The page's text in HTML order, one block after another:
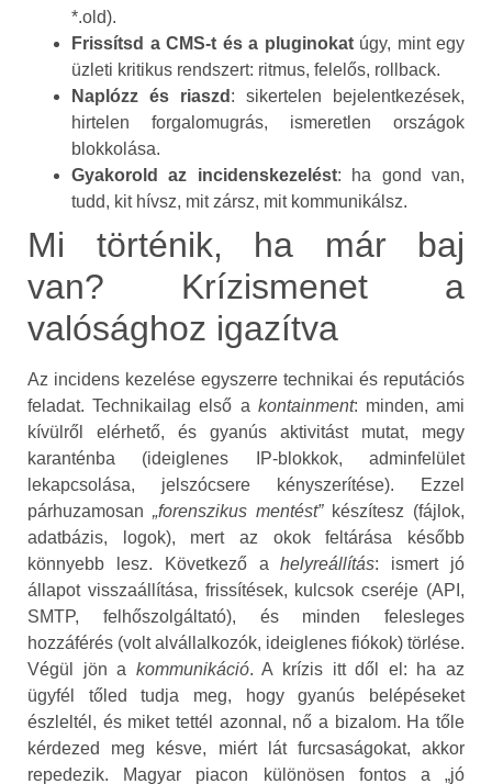
*.old).
Frissítsd a CMS‑t és a pluginokatúgy, mint egy
üzleti kritikus rendszert: ritmus, felelős, rollback.
Naplózz és riaszd : sikertelen bejelentkezések,
hirtelen forgalomugrás, ismeretlen országok
blokkolása.
Gyakorold az incidenskezelést: ha gond van,
tudd, kit hívsz, mit zársz, mit kommunikálsz.
Mi történik, ha már baj
van? Krízismenet a
valósághoz igazítva
Az incidens kezelése egyszerre technikai és reputációs
feladat. Technikailag első a kontain­ment: minden, ami
kívülről elérhető, és gyanús aktivitást mutat, megy
karanténba (ideiglenes IP‑blokkok, adminfelület
lekapcsolása, jelszócsere kényszerítése). Ezzel
párhuzamosan „forenszikus mentést”készítesz (fájlok,
adatbázis, logok), mert az okok feltárása később
könnyebb lesz. Következő ahelyreállítás: ismert jó
állapot visszaállítása, frissítések, kulcsok cseréje (API,
SMTP, felhőszolgáltató), és minden felesleges
hozzáférés (volt alvállalkozók, ideiglenes fiókok) törlése.
Végül jön a kommunikáció. A krízis itt dől el: ha az
ügyfél tőled tudja meg, hogy gyanús belépéseket
észleltél, és miket tettél azonnal, nő a bizalom. Ha tőle
kérdezed meg késve, miért lát furcsaságokat, akkor
repedezik. Magyar piacon különösen fontos a „jó